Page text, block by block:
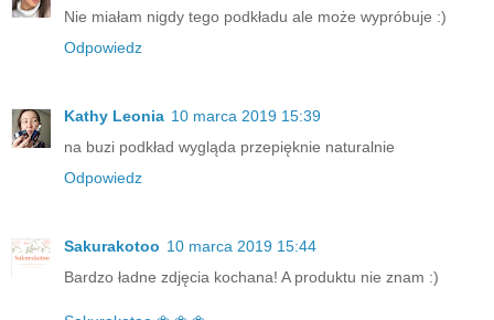
Nie miałam nigdy tego podkładu ale może wypróbuje :)
Odpowiedz
Kathy Leonia 10 marca 2019 15:39
na buzi podkład wygląda przepięknie naturalnie
Odpowiedz
Sakurakotoo 10 marca 2019 15:44
Bardzo ładne zdjęcia kochana! A produktu nie znam :)